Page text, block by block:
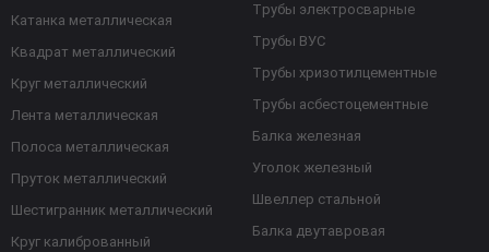
Катанка металлическая
Квадрат металлический
Круг металлический
Лента металлическая
Полоса металлическая
Пруток металлический
Шестигранник металлический
Круг калиброванный
Трубы электросварные
Трубы ВУС
Трубы хризотилцементные
Трубы асбестоцементные
Балка железная
Уголок железный
Швеллер стальной
Балка двутавровая